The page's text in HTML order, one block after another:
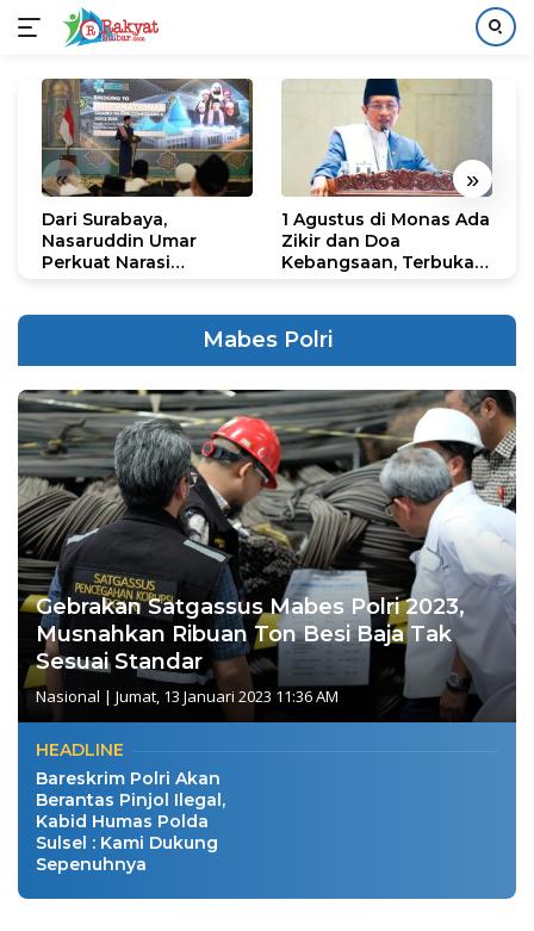
konten
« »
Dari Surabaya,
Nasaruddin Umar
Perkuat Narasi
1 Agustus di Monas Ada
Zikir dan Doa
Kebangsaan, Terbuka
Mabes Polri
Gebrakan Satgassus Mabes Polri 2023,
Musnahkan Ribuan Ton Besi Baja Tak
Sesuai Standar
Nasional | Jumat, 13 Januari 2023 11:36 AM
HEADLINE
Bareskrim Polri Akan
Berantas Pinjol Ilegal,
Kabid Humas Polda
Sulsel : Kami Dukung
Sepenuhnya